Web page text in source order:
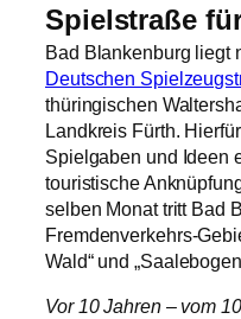
Spielstraße
Bad Blankenburg liegt
Deutschen
thüringischen
Landkreis Fürth.
Spielgaben und Ideen
touristische
selben Monat tritt Bad
Fremdenverkehrs-
Wald“ und
Vor 10 Jahren – vom